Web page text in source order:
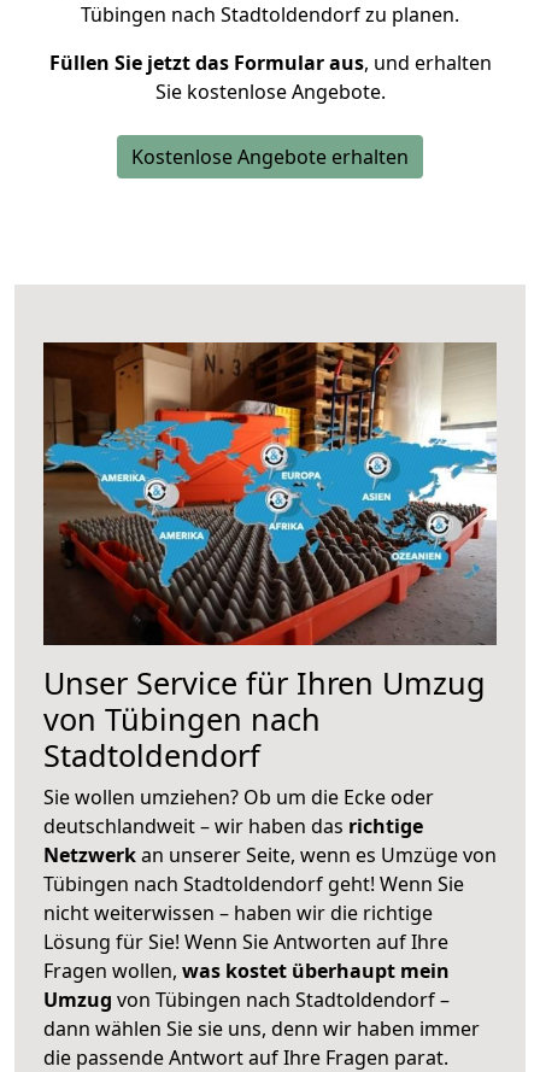
Tübingen nach Stadtoldendorf zu planen.
Füllen Sie jetzt das Formular aus, und erhalten
Sie kostenlose Angebote.
Kostenlose Angebote erhalten
Unser Service für Ihren Umzug
von Tübingen nach
Stadtoldendorf
Sie wollen umziehen? Ob um die Ecke oder
deutschlandweit – wir haben das richtige
Netzwerkan unserer Seite, wenn es Umzüge von
Tübingen nach Stadtoldendorf geht! Wenn Sie
nicht weiterwissen – haben wir die richtige
Lösung für Sie! Wenn Sie Antworten auf Ihre
Fragen wollen, was kostet überhaupt mein
Umzug von Tübingen nach Stadtoldendorf –
dann wählen Sie sie uns, denn wir haben immer
die passende Antwort auf Ihre Fragen parat.